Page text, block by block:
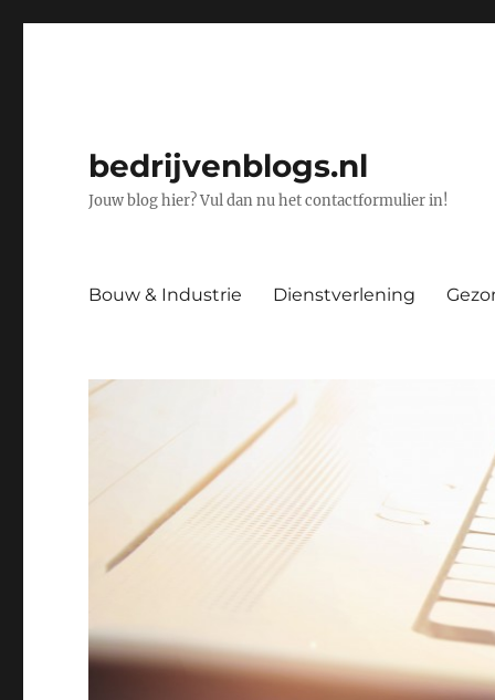
bedrijvenblogs.nl
Jouw blog hier? Vul dan nu het contactformulier in!
Bouw & Industrie Dienstverlening